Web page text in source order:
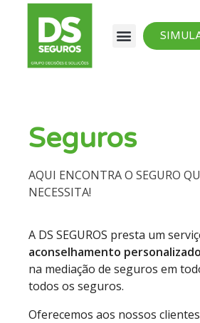
Seguros
AQUI ENCONTRA O SEGURO
NECESSITA!
A DS SEGUROS presta um
aconselhamento personalizado
na mediação de seguros em
todos os seguros.
Oferecemos aos nossos clientes